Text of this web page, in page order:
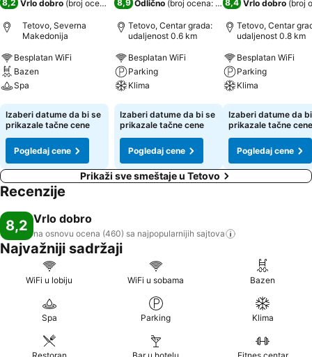
8,2 Vrlo dobro (broj ocena: 460)
Tetovo, Severna
Makedonija
Besplatan WiFi
Bazen
Spa
Pogledaj cene
Izaberi datume da bi se
prikazale tačne cene
Pogledaj cene
8,9 Odlično (broj ocena: 1.359)
Tetovo, Centar grada:
udaljenost 0.6 km
Besplatan WiFi
Parking
Klima
Pogledaj cene
Izaberi datume da bi se
prikazale tačne cene
Pogledaj cene
8,4 Vrlo dobro (broj
Tetovo, Centar
udaljenost 0.8 km
Besplatan WiFi
Parking
Klima
Pogledaj cene
Izaberi datume da
prikazale tačne cene
Pogledaj cene
Prikaži sve smeštaje u Tetovo
Recenzije
8,2 Vrlo dobro
na osnovu ocena (460) sa najpopularnijih sajtova
Najvažniji sadržaji
WiFi u lobiju WiFi u sobama Bazen
Spa Parking Klima